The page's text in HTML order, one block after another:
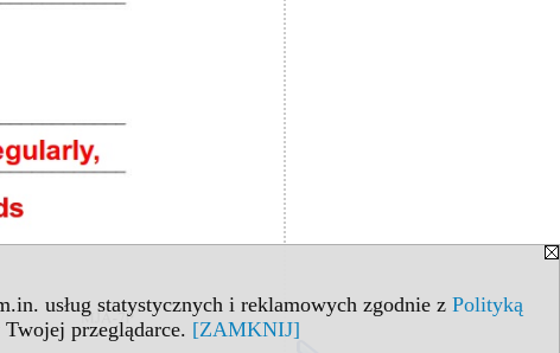
usług statystycznych i reklamowych zgodnie z Polityką
przeglądarce. [ZAMKNIJ]